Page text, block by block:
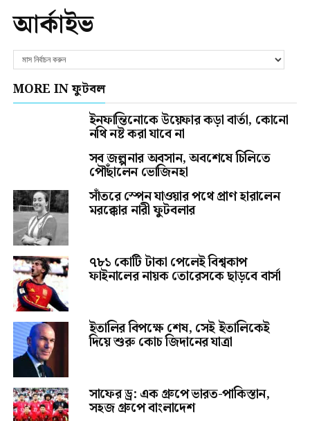
আর্কাইভ
MORE IN ফুটবল
ইনফান্তিনোকে উয়েফার কড়া বার্তা, কোনো
নথি নষ্ট করা যাবে না
সব জল্পনার অবসান, অবশেষে চিলিতে
পৌঁছালেন ভোজিনহা
সাঁতরে স্পেন যাওয়ার পথে প্রাণ হারালেন
মরক্কোর নারী ফুটবলার
৭৮১ কোটি টাকা পেলেই বিশ্বকাপ
ফাইনালের নায়ক তোরেসকে ছাড়বে বার্সা
ইতালির বিপক্ষে শেষ, সেই ইতালিকেই
দিয়ে শুরু কোচ জিদানের যাত্রা
সাফের ড্র: এক গ্রুপে ভারত-পাকিস্তান,
সহজ গ্রুপে বাংলাদেশ